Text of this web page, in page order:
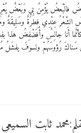
فالْبَعضُ يُؤْمِنُ بِي وَبَعْضٌ
الشِّعْرُ عِنْدِي فِطرَةٌ
أنا جالِسٌ وأُفَضْفِضُ هذا
سَناكَ رُؤوسَهُمْ ولسوفَ
ثابت السميعي